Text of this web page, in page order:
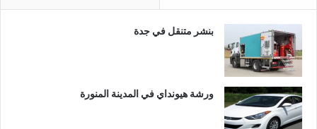
بنشر متنقل في جدة
ورشة هيونداي في المدينة المنورة